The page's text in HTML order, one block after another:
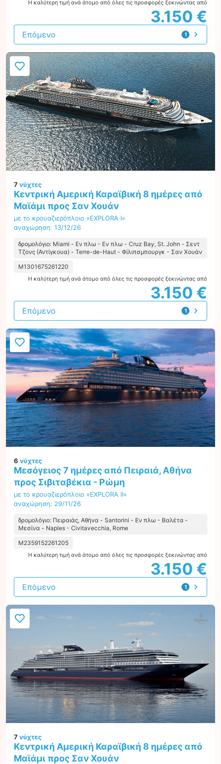
Η καλύτερη τιμή ανά άτομο από όλες τις προσφορές ξεκινώντας από
3.150 €
1
προσφορά
Επόμενο
7νύχτες
Κεντρική Αμερική Καραϊβική 8 ημέρες από
Μαϊάμι προς Σαν Χουάν
με το κρουαζιερόπλοιο »EXPLORA I«
αναχώρηση: 13/12/26
δρομολόγιο: Miami - Εν πλω - Εν πλω - Cruz Bay, St. John - Σεντ
Τζονς (Αντίγκουα) - Terre-de-Haut - Φίλιπσμπουργκ - Σαν Χουάν
M1301675261220
Η καλύτερη τιμή ανά άτομο από όλες τις προσφορές ξεκινώντας από
3.150 €
1
προσφορά
Επόμενο
6 νύχτες
Μεσόγειος 7 ημέρες από Πειραιά, Αθήνα
προς Σιβιταβέκια - Ρώμη
με το κρουαζιερόπλοιο »EXPLORA II«
αναχώρηση: 29/11/26
δρομολόγιο: Πειραιάς, Αθήνα - Santorini - Εν πλω - Βαλέτα -
Μεσίνα - Naples - Civitavecchia, Rome
M2359152261205
Η καλύτερη τιμή ανά άτομο από όλες τις προσφορές ξεκινώντας από
3.150 €
1
προσφορά
Επόμενο
7νύχτες
Κεντρική Αμερική Καραϊβική 8 ημέρες από
Μαϊάμι προς Σαν Χουάν